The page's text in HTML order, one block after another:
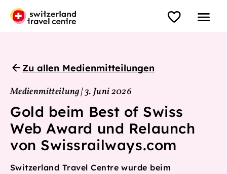
Zu allen Medienmitteilungen
Medienmitteilung | 3. Juni 2026
Gold beim Best of Swiss
Web Award und Relaunch
von Swissrailways.com
Switzerland Travel Centre wurde beim